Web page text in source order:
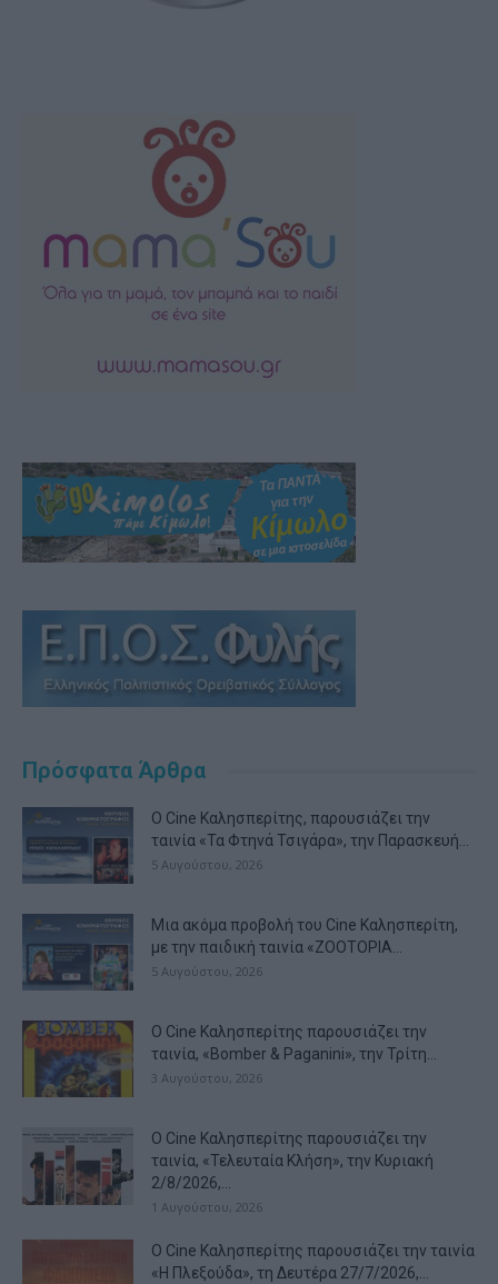
Πρόσφατα Άρθρα
Ο Cine Καλησπερίτης, παρουσιάζει την
ταινία «Τα Φτηνά Τσιγάρα», την Παρασκευή...
5 Αυγούστου, 2026
Μια ακόμα προβολή του Cine Καλησπερίτη,
με την παιδική ταινία «ZOOTOPIA...
5 Αυγούστου, 2026
Ο Cine Καλησπερίτης παρουσιάζει την
ταινία, «Bomber & Paganini», την Τρίτη...
3 Αυγούστου, 2026
Ο Cine Καλησπερίτης παρουσιάζει την
ταινία, «Τελευταία Κλήση», την Κυριακή
2/8/2026,...
1 Αυγούστου, 2026
Ο Cine Καλησπερίτης παρουσιάζει την ταινία
«Η Πλεξούδα», τη Δευτέρα 27/7/2026,...